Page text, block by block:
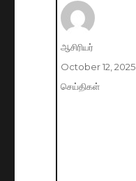
Author
ஆசிரியர்
Posted
on
October 12, 2025
Categories
செய்திகள்